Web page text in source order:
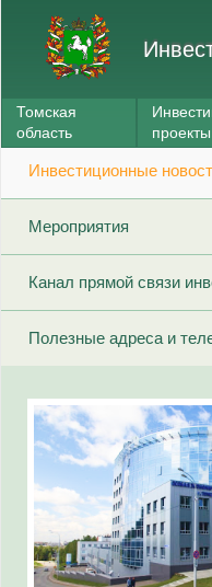
Томская
область
проекты
Инвестиционные
Мероприятия
Канал прямой связи
Полезные адреса и